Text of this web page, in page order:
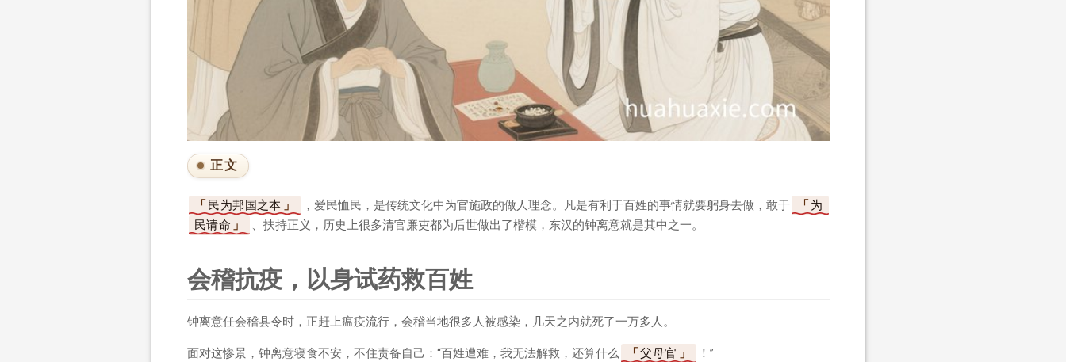
正文
民为邦国之本 ，爱民恤民，是传统文化中为官施政的做人理念。凡是有利于百姓的事情就要躬身去做，敢于
为
民请命
、扶持正义，历史上很多清官廉吏都为后世做出了楷模，东汉的钟离意就是其中之一。
会稽抗疫，以身试药救百姓
钟离意任会稽县令时，正赶上瘟疫流行，会稽当地很多人被感染，几天之内就死了一万多人。
面对这惨景，钟离意寝食不安，不住责备自己：“百姓遭难，我无法解救，还算什么 父母官 ！”